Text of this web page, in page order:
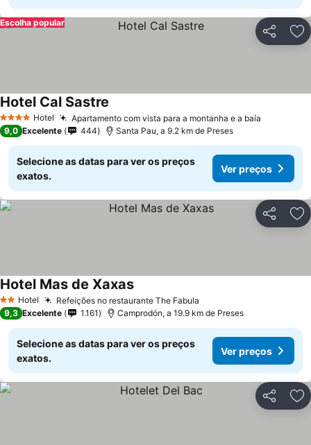
Partilhar
Escolha popular
4 EstrelasHotel Apartamento com vista para a montanha e a baía
Hotel Cal Sastre
9,0 Excelente 444 Santa Pau, a 9.2 km de Preses
Selecione as datas para ver os preços
exatos.
Ver preços
Partilhar
2 Estrelas
Hotel Refeições no restaurante The Fabula
Hotel Mas de XaxasVer preços
9,3 Excelente 1.161 Camprodón, a 19.9 km de Preses
Selecione as datas para ver os preços
exatos.
Ver preços
Partilhar